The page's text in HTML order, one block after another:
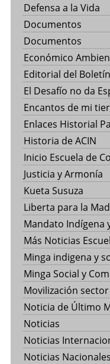
Defensa a la Vida
Documentos
Documentos
Económico
Editorial del
El Desafío no da
Encantos de mi
Enlaces Historial
Historia de ACIN
Inicio Escuela de
Justicia y Armonía
Kueta Susuza
Liberta para la
Mandato Indígena
Más Noticias
Minga indigena y
Minga Social y
Movilización
Noticia de Último
Noticias
Noticias
Noticias Nacionales